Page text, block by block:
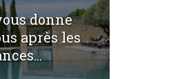
donne
après les